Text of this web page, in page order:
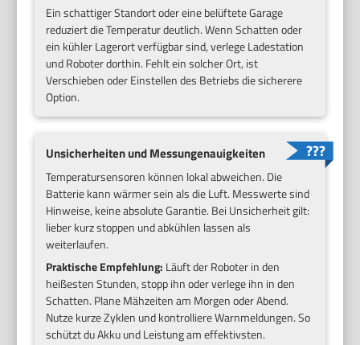
Ein schattiger Standort oder eine belüftete Garage
reduziert die Temperatur deutlich. Wenn Schatten oder
ein kühler Lagerort verfügbar sind, verlege Ladestation
und Roboter dorthin. Fehlt ein solcher Ort, ist
Verschieben oder Einstellen des Betriebs die sicherere
Option.
Unsicherheiten und Messungenauigkeiten
Temperatursensoren können lokal abweichen. Die
Batterie kann wärmer sein als die Luft. Messwerte sind
Hinweise, keine absolute Garantie. Bei Unsicherheit gilt:
lieber kurz stoppen und abkühlen lassen als
weiterlaufen.
Praktische Empfehlung: Läuft der Roboter in den
heißesten Stunden, stopp ihn oder verlege ihn in den
Schatten. Plane Mähzeiten am Morgen oder Abend.
Nutze kurze Zyklen und kontrolliere Warnmeldungen. So
schützt du Akku und Leistung am effektivsten.